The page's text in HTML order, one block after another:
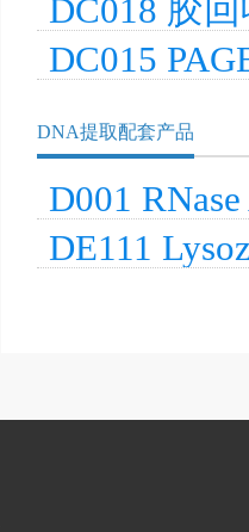
DC018 胶
DC015
DNA提取配套产品
D001
DE111